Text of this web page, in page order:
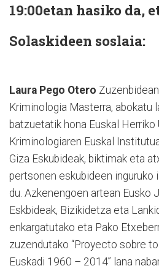
19:00etan hasiko da,
Solaskideen soslaia:
Laura Pego Otero
Kriminologia Masterra, abokatu
batzuetatik hona Euskal
Kriminologiaren Euskal
Giza Eskubideak, biktimak eta
pertsonen eskubideen inguruko
du. Azkenengoen artean Eusko
Eskbideak, Bizikidetza eta
enkargatutako eta Pako
zuzendutako “Proyecto sobre
Euskadi 1960 – 2014” lana